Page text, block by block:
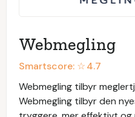
Webmegling
Smartscore: ☆4.7
Webmegling tilbyr
Webmegling tilbyr den